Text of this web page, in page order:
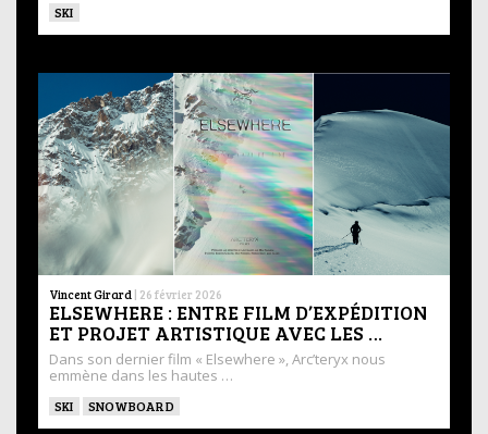
SKI
Vincent Girard | 26 février 2026
ELSEWHERE : ENTRE FILM D’EXPÉDITION
ET PROJET ARTISTIQUE AVEC LES …
Dans son dernier film « Elsewhere », Arc’teryx nous
emmène dans les hautes …
SKI SNOWBOARD